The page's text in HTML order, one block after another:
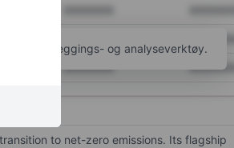
XXXXXXX XXXXXXX
flere kartleggings- og analyseverktøy.
to net-zero emissions. Its flagship